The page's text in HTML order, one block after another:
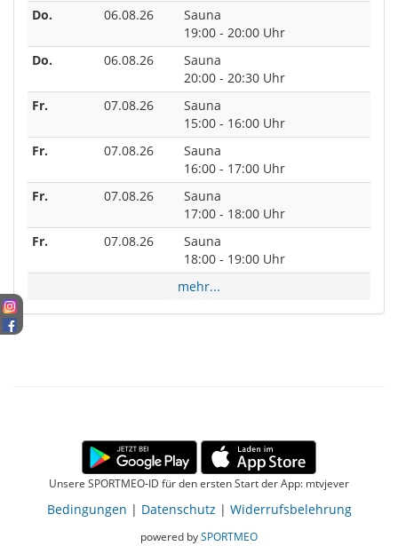
Do.
06.08.26
Sauna
19:00 - 20:00 Uhr
Do.
06.08.26
Sauna
20:00 - 20:30 Uhr
Fr.
07.08.26
Sauna
15:00 - 16:00 Uhr
Fr.
07.08.26
Sauna
16:00 - 17:00 Uhr
Fr.
07.08.26
Sauna
17:00 - 18:00 Uhr
Fr.
07.08.26
Sauna
18:00 - 19:00 Uhr
mehr...
Unsere SPORTMEO-ID für den ersten Start der App: mtvjever
Bedingungen | Datenschutz | Widerrufsbelehrung
powered bySPORTMEO